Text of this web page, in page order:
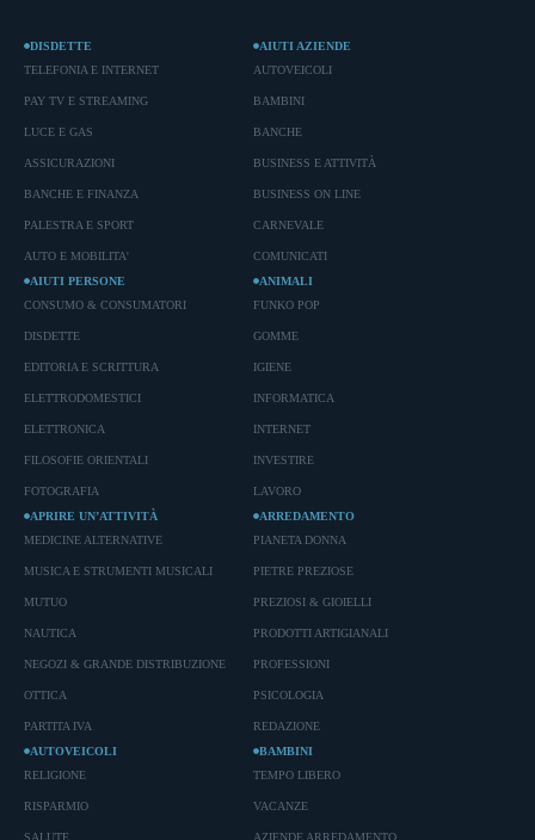
DISDETTE
TELEFONIA E INTERNET
PAY TV E STREAMING
LUCE E GAS
ASSICURAZIONI
BANCHE E FINANZA
PALESTRA E SPORT
AUTO E MOBILITA'
AIUTI AZIENDE
AUTOVEICOLI
BAMBINI
BANCHE
BUSINESS E ATTIVITÀ
BUSINESS ON LINE
CARNEVALE
COMUNICATI
AIUTI PERSONE
CONSUMO & CONSUMATORI
DISDETTE
EDITORIA E SCRITTURA
ELETTRODOMESTICI
ELETTRONICA
FILOSOFIE ORIENTALI
FOTOGRAFIA
ANIMALI
FUNKO POP
GOMME
IGIENE
INFORMATICA
INTERNET
INVESTIRE
LAVORO
APRIRE UN’ATTIVITÀ
MEDICINE ALTERNATIVE
MUSICA E STRUMENTI MUSICALI
MUTUO
NAUTICA
NEGOZI & GRANDE DISTRIBUZIONE
OTTICA
PARTITA IVA
ARREDAMENTO
PIANETA DONNA
PIETRE PREZIOSE
PREZIOSI & GIOIELLI
PRODOTTI ARTIGIANALI
PROFESSIONI
PSICOLOGIA
REDAZIONE
AUTOVEICOLI
RELIGIONE
RISPARMIO
BAMBINI
TEMPO LIBERO
VACANZE